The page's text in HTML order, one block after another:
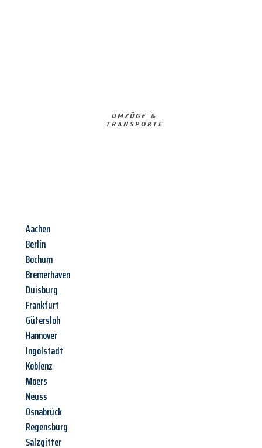
UMZÜGE &
TRANSPORTE
Aachen
Berlin
Bochum
Bremerhaven
Duisburg
Frankfurt
Gütersloh
Hannover
Ingolstadt
Koblenz
Moers
Neuss
Osnabrück
Regensburg
Salzgitter